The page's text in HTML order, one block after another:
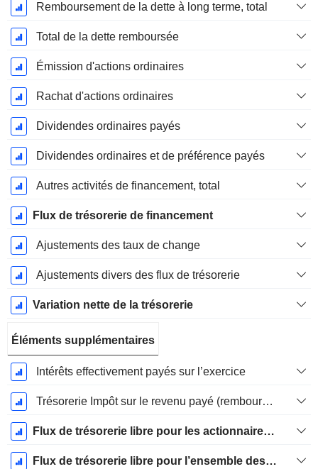
Remboursement de la dette à long terme, total
Total de la dette remboursée
Émission d'actions ordinaires
Rachat d'actions ordinaires
Dividendes ordinaires payés
Dividendes ordinaires et de préférence payés
Autres activités de financement, total
Flux de trésorerie de financement
Ajustements des taux de change
Ajustements divers des flux de trésorerie
Variation nette de la trésorerie
Éléments supplémentaires
Intérêts effectivement payés sur l’exercice
Trésorerie Impôt sur le revenu payé (remboursement)Impôt effectivement payé (remboursé) sur l’exercice
Flux de trésorerie libre pour les actionnaires FCFE
Flux de trésorerie libre pour l’ensemble des pourvoyeurs de fonds (créanciers et actionnaires) FCFF